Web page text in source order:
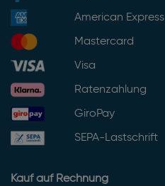
American Express
Mastercard
Visa
Ratenzahlung
GiroPay
SEPA-Lastschrift
Kauf auf Rechnung